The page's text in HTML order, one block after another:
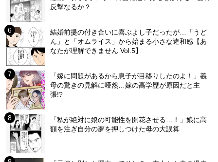
反撃なるか？
結婚前提の付き合いに喜ぶよし子だったが…「うど
ん」と「オムライス」から始まる小さな違和感【あ
なたが理解できません Vol.5】
「嫁に問題があるから息子が目移りしたのよ！」義
母の驚きの見解に唖然…嫁の高学歴が原因だと主
張!?
「私が絶対に娘の可能性を開花させる…！」娘に高
額を注ぎ自分の夢を押しつけた母の大誤算